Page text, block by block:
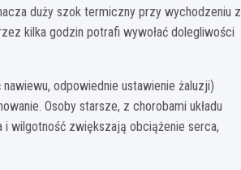
duży szok termiczny przy wychodzeniu z
kilka godzin potrafi wywołać dolegliwości
odpowiednie ustawienie żaluzji)
Osoby starsze, z chorobami układu
wilgotność zwiększają obciążenie serca,